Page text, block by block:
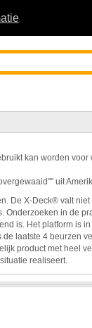
kan worden
uit
De X-Deck® valt
Onderzoeken in de
is. Het platform is in
laatste 4 beurzen
product met heel
realiseert.